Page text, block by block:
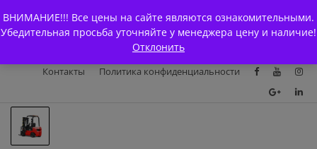
ВНИМАНИЕ!!! Все цены на сайте являются ознакомительными.
Убедительная просьба уточняйте у менеджера цену и наличие!
Отклонить
to
content
Главная
Магазин О Компании
Каталоги
Доставка и оплата
Контакты
Политика конфиденциальности